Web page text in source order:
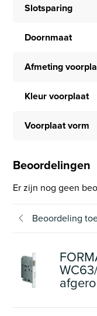
Slotsparing
Doornmaat
Afmeting
Kleur voorplaat
Voorplaat vorm
Beoordelingen
Er zijn nog geen
Beoordeling